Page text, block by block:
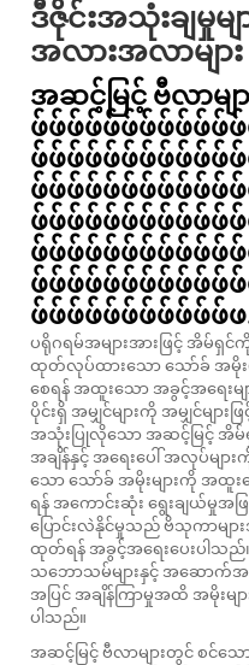
ဒီဇိုင်းအသုံးချမှုမ
အလားအလာများ
အဆင့်မြင့် ဗီလာမ
ဖ်ဖ်ဖ်ဖ်ဖ်ဖ်ဖ်ဖ်ဖ်ဖ်ဖ်
ဖ်ဖ်ဖ်ဖ်ဖ်ဖ်ဖ်ဖ်ဖ်ဖ်ဖ်
ဖ်ဖ်ဖ်ဖ်ဖ်ဖ်ဖ်ဖ်ဖ်ဖ်ဖ်
ဖ်ဖ်ဖ်ဖ်ဖ်ဖ်ဖ်ဖ်ဖ်ဖ်ဖ်
ဖ်ဖ်ဖ်ဖ်ဖ်ဖ်ဖ်ဖ်ဖ်ဖ်ဖ်
ဖ်ဖ်ဖ်ဖ်ဖ်ဖ်ဖ်ဖ်ဖ်ဖ်ဖ်
ဖ်ဖ်ဖ်ဖ်ဖ်ဖ်ဖ်ဖ်ဖ်ဖ်ဖ်ဖ
ပရိုဂရမ်အများအားဖြင့် အိမ်
ထုတ်လုပ်ထားသော သော်ခ် အမိုးမ
စေရန် အထူးသော အခွင့်အရေးမ
ပိုင်းရှိ အမျှင်များကို အမျှင်များ
အသုံးပြုလိုသော အဆင့်မြင့် အိမ်
အချိန်နှင့် အရေးပေါ် အလုပ်မ
သော သော်ခ် အမိုးများကို အထူး
ရန် အကောင်းဆုံး ရွေးချယ်မှုအ
ပြောင်းလဲနိုင်မှုသည် ဗိသုကာမျာ
ထုတ်ရန် အခွင့်အရေးပေးပါသည်
သဘောသမ်များနှင့် အဆောက်အ
အပြင် အချိန်ကြာမှုအထိ အမိုးမ
ပါသည်။
အဆင့်မြင့် ဗီလာများတွင် စင်သော